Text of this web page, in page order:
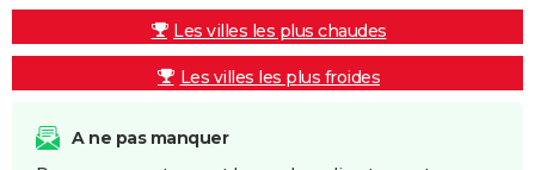
Les villes les plus chaudes
Les villes les plus froides
A ne pas manquer